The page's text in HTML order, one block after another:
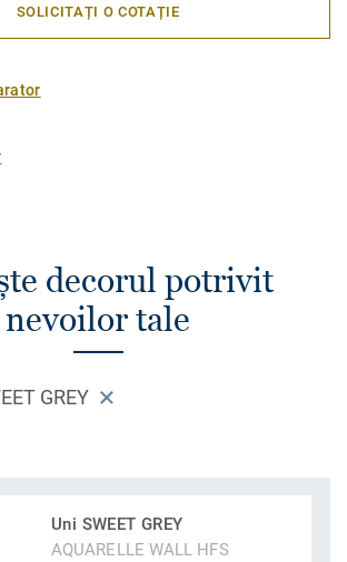
SOLICITAȚI O COTAȚIE
decorul potrivit
nevoilor tale
GREY
Uni SWEET GREY
AQUARELLE WALL HFS